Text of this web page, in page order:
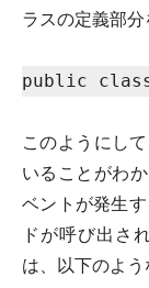
ラスの定義部分
public class
このようにし
いることがわ
ベントが発生
ドが呼び出さ
は、以下のよう